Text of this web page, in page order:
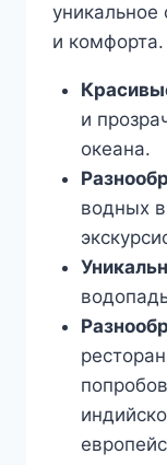
уникальное
и
и
океана.
водных